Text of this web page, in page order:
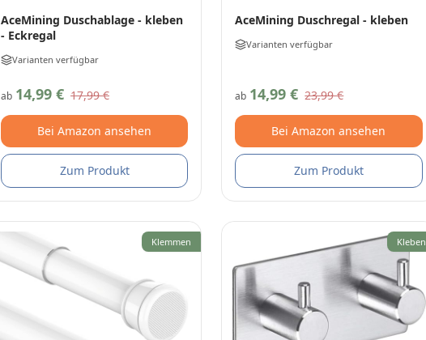
AceMining Duschablage - kleben
- Eckregal
Varianten verfügbar
ab 14,99 € 17,99 €
Bei Amazon ansehen
Zum Produkt
AceMining Duschregal - kleben
Varianten verfügbar
ab 14,99 € 23,99 €
Bei Amazon ansehen
Zum Produkt
Klemmen Kleben